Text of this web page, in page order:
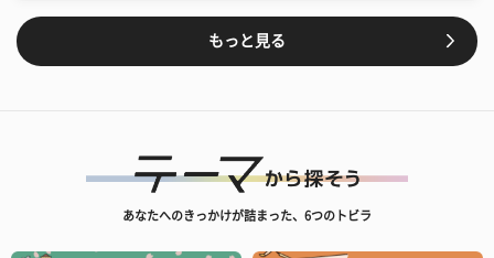
もっと見る
あなたへのきっかけが詰まった、6つのトビラ